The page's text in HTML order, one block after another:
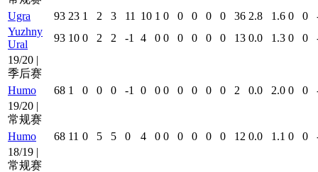
Ugra
93 23 1 2 3 11 10 1 0 0 0 0 0 36 2.8 1.6 0 0
Yuzhny
Ural
93 10 0 2 2 -1 4 0 0 0 0 0 0 13 0.0 1.3 0 0
19/20 |
季后赛
Humo
68 1 0 0 0 -1 0 0 0 0 0 0 0 2 0.0 2.0 0 0
19/20 |
常规赛
Humo
68 11 0 5 5 0 4 0 0 0 0 0 0 12 0.0 1.1 0 0
18/19 |
常规赛